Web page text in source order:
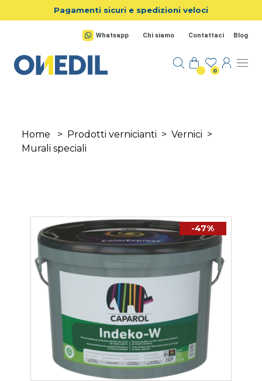
Salta al contenuto principale
Pagamenti sicuri e spedizioni veloci
Whatsapp Chi siamo Contattaci Blog
0
Home > Prodotti vernicianti > Vernici >
Murali speciali
-47%